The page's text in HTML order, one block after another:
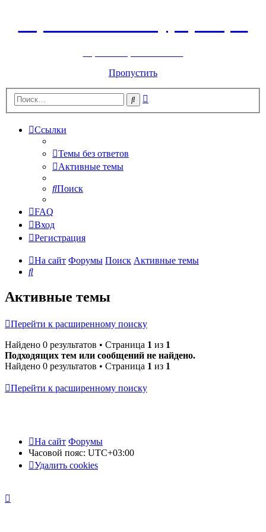
Пропустить
Поиск
Ссылки
Темы без ответов
Активные темы
Поиск
FAQ
Вход
Регистрация
На сайт Форумы Поиск Активные темы
Поиск
Активные темы
Перейти к расширенному поиску
Найдено 0 результатов • Страница 1 из 1
Подходящих тем или сообщений не найдено.
Найдено 0 результатов • Страница 1 из 1
Перейти к расширенному поиску
На сайт Форумы
Часовой пояс: UTC+03:00
Удалить cookies